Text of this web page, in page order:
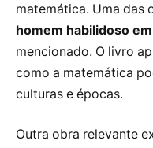
matemática. Uma das
homem habilidoso
mencionado. O livro
como a matemática
culturas e épocas.
Outra obra relevante